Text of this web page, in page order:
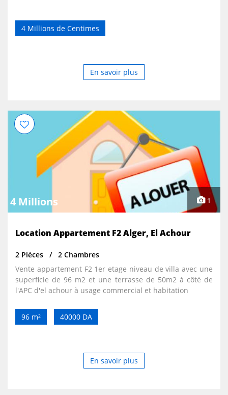
4 Millions de Centimes
En savoir plus
4 Millions 1
Location Appartement F2 Alger, El Achour
2 Pièces
2 Chambres
Vente appartement F2 1er etage niveau de villa avec une
superficie de 96 m2 et une terrasse de 50m2 à côté de
l'APC d'el achour à usage commercial et habitation
96 m² 40000 DA
En savoir plus